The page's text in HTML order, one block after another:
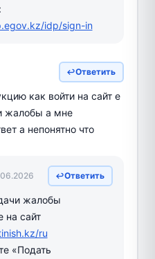
idp/sign-in
Ответить
как войти на сайт е
жалобы а мне
а непонятно что
Ответить
жалобы
на сайт
ru
«Подать